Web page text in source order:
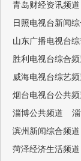
青岛财经资讯频道
日照电视台新闻
山东广播电视台综
胜利电视台综合频
威海电视台综艺频
烟台电视台公共频
淄博公共频道
滨州新闻综合频道
菏泽经济生活频道